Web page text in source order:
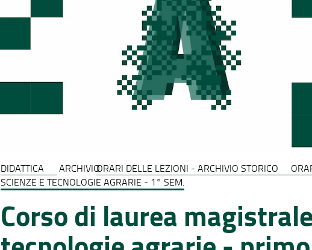
DIDATTICA ARCHIVIOORARI DELLE LEZIONI - ARCHIVIO STORICO
SCIENZE E TECNOLOGIE AGRARIE - 1° SEM.
Corso di laurea